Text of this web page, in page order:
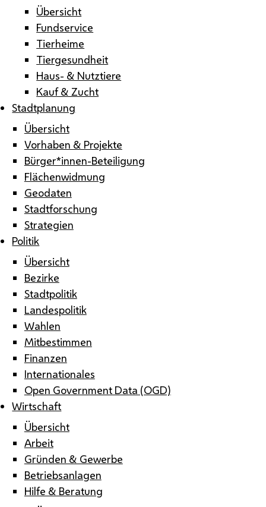
Übersicht
Fundservice
Tierheime
Tiergesundheit
Haus- & Nutztiere
Kauf & Zucht
Stadtplanung
Übersicht
Vorhaben & Projekte
Bürger*innen-Beteiligung
Flächenwidmung
Geodaten
Stadtforschung
Strategien
Politik
Übersicht
Bezirke
Stadtpolitik
Landespolitik
Wahlen
Mitbestimmen
Finanzen
Internationales
Open Government Data (OGD)
Wirtschaft
Übersicht
Arbeit
Gründen & Gewerbe
Betriebsanlagen
Hilfe & Beratung